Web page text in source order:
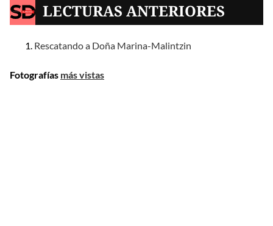
LECTURAS ANTERIORES
Rescatando a Doña Marina-Malintzin
Fotografías más vistas